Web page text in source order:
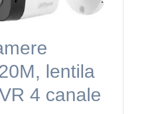
lentila
4 canale